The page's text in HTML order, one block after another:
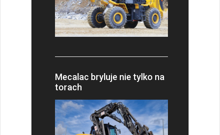
Mecalac bryluje nie tylko na
torach